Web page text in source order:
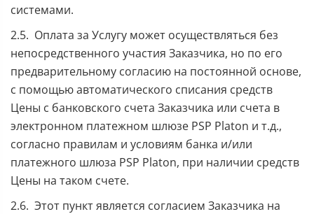
системами.
2.5. Оплата за Услугу может осуществляться без
непосредственного участия Заказчика, но по его
предварительному согласию на постоянной основе,
с помощью автоматического списания средств
Цены с банковского счета Заказчика или счета в
электронном платежном шлюзе PSP Platon и т.д.,
согласно правилам и условиям банка и/или
платежного шлюза PSP Platon, при наличии средств
Цены на таком счете.
2.6. Этот пункт является согласием Заказчика на